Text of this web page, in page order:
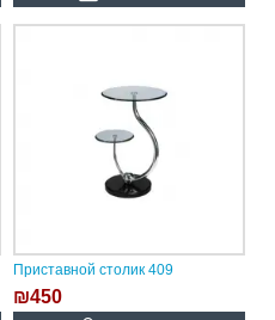
Приставной столик 409
₪450